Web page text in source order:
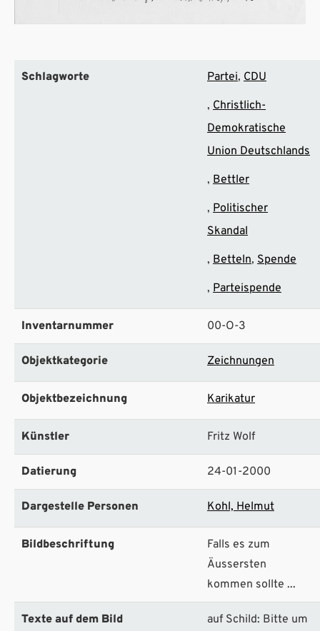
Schlagworte Partei CDU
Christlich-
Demokratische
Union Deutschlands
Bettler
Politischer
Skandal
Betteln Spende
Parteispende
Inventarnummer 00-O-3
Objektkategorie Zeichnungen
Objektbezeichnung Karikatur
Künstler Fritz Wolf
Datierung 24-01-2000
Dargestelle Personen Kohl, Helmut
Bildbeschriftung
Falls es zum
Äussersten
kommen sollte ...
Texte auf dem Bild
auf Schild: Bitte um